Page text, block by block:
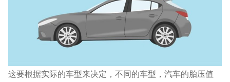
这要根据实际的车型来决定，不同的车型，汽车的胎压值